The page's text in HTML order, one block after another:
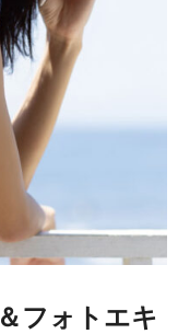
フォトエキ